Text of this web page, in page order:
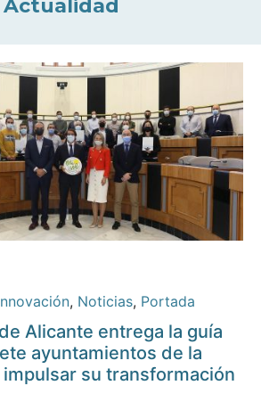
Actualidad
, Noticias, Portada
Alicante entrega la guía
ayuntamientos de la
su transformación